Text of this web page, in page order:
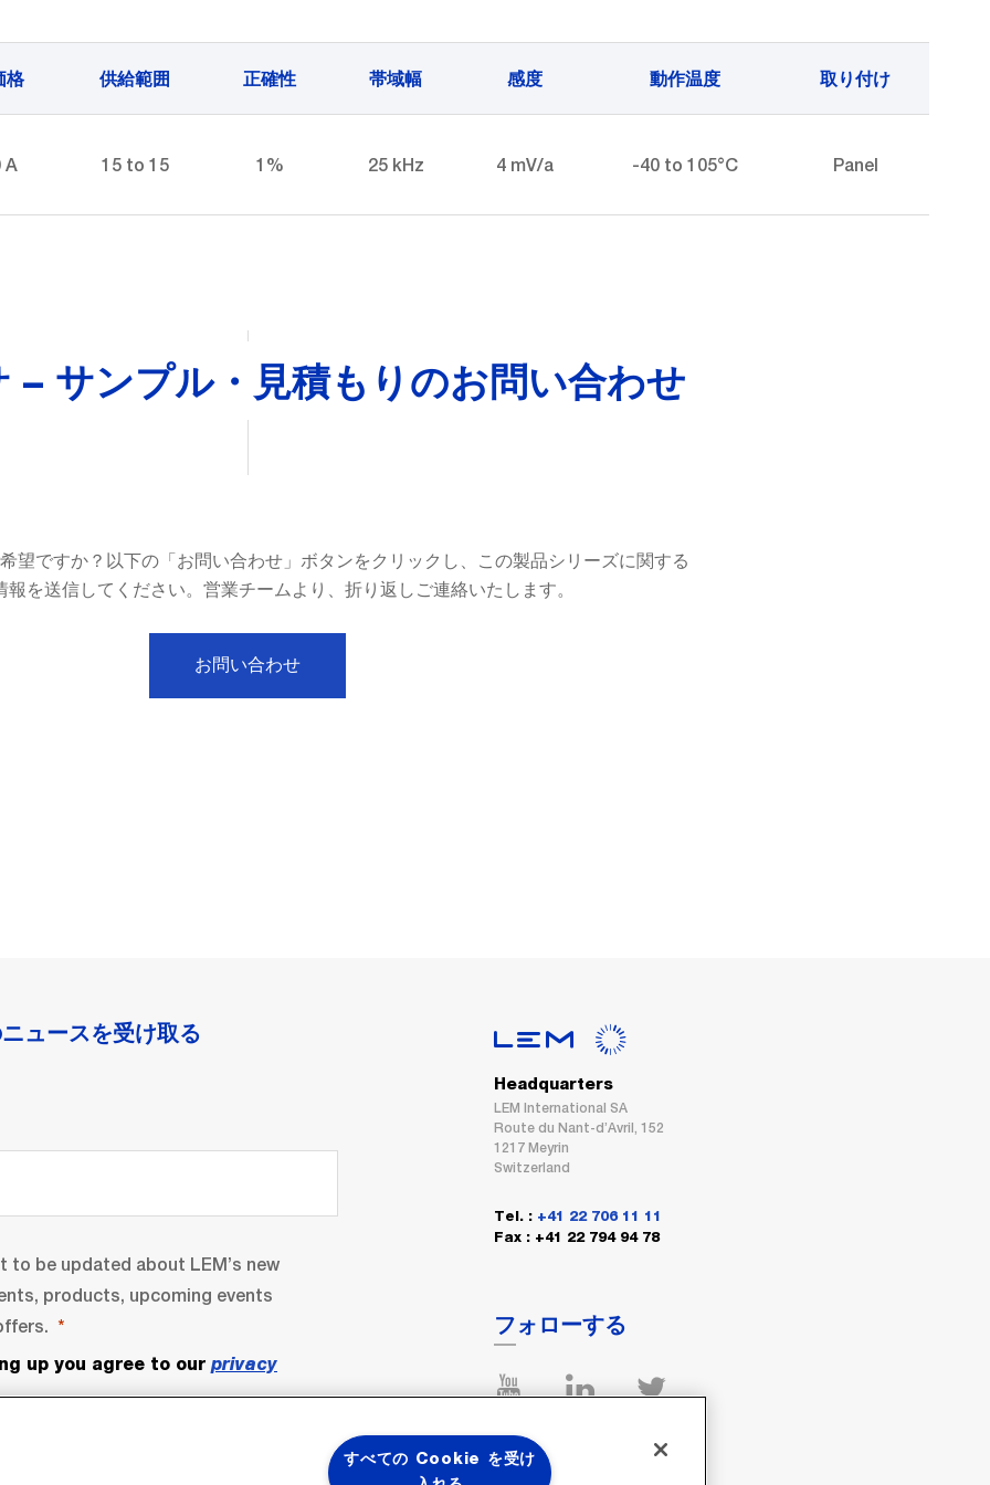
格 供給範囲 正確性 帯域幅 感度 動作温度 取り付け
A 15 to 15 1% 25 kHz 4 mV/a -40 to 105°C Panel
– サンプル・見積もりのお問い合わせ
望ですか？以下の「お問い合わせ」ボタンをクリックし、この製品シリーズに関する
報を送信してください。営業チームより、折り返しご連絡いたします。
お問い合わせ
ュースを受け取る
to be updated about LEM’s new
products, upcoming events
up you agree to our privacy
Headquarters
LEM International SA
Route du Nant-d’Avril, 152
1217 Meyrin
Switzerland
Tel. : +41 22 706 11 11
Fax : +41 22 794 94 78
フォローする
すべての Cookie を受け